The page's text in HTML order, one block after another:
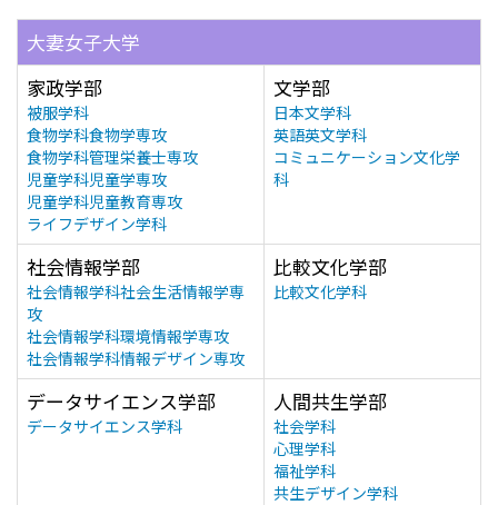
大妻女子大学
家政学部
被服学科
食物学科食物学専攻
食物学科管理栄養士専攻
児童学科児童学専攻
児童学科児童教育専攻
ライフデザイン学科
文学部
日本文学科
英語英文学科
コミュニケーション文化学
科
社会情報学部
社会情報学科社会生活情報学専
攻
社会情報学科環境情報学専攻
社会情報学科情報デザイン専攻
比較文化学部
比較文化学科
データサイエンス学部
データサイエンス学科
人間共生学部
社会学科
心理学科
福祉学科
共生デザイン学科